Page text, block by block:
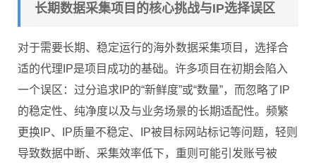
长期数据采集项目的核心挑战与IP选择误区
对于需要长期、稳定运行的海外数据采集项目，选择合
适的代理IP是项目成功的基础。许多项目在初期会陷入
一个误区：过分追求IP的“新鲜度”或“数量”，而忽略了IP
的稳定性、纯净度以及与业务场景的长期适配性。频繁
更换IP、IP质量不稳定、IP被目标网站标记等问题，轻则
导致数据中断、采集效率低下，重则可能引发账号被